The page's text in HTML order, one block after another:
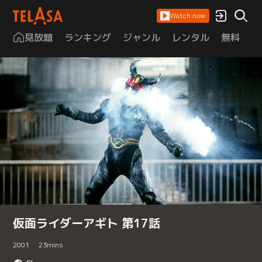
Watch now
見放題 ランキング ジャンル レンタル 無料
仮面ライダーアギト 第17話
2001 23mins